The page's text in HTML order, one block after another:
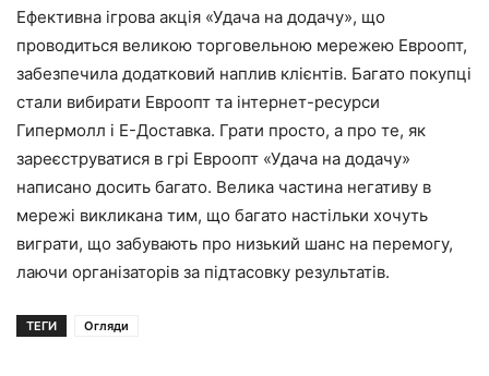
Ефективна ігрова акція «Удача на додачу», що
проводиться великою торговельною мережею Евроопт,
забезпечила додатковий наплив клієнтів. Багато покупці
стали вибирати Евроопт та інтернет-ресурси
Гипермолл і Е-Доставка. Грати просто, а про те, як
зареєструватися в грі Евроопт «Удача на додачу»
написано досить багато. Велика частина негативу в
мережі викликана тим, що багато настільки хочуть
виграти, що забувають про низький шанс на перемогу,
лаючи організаторів за підтасовку результатів.
ТЕГИ Огляди